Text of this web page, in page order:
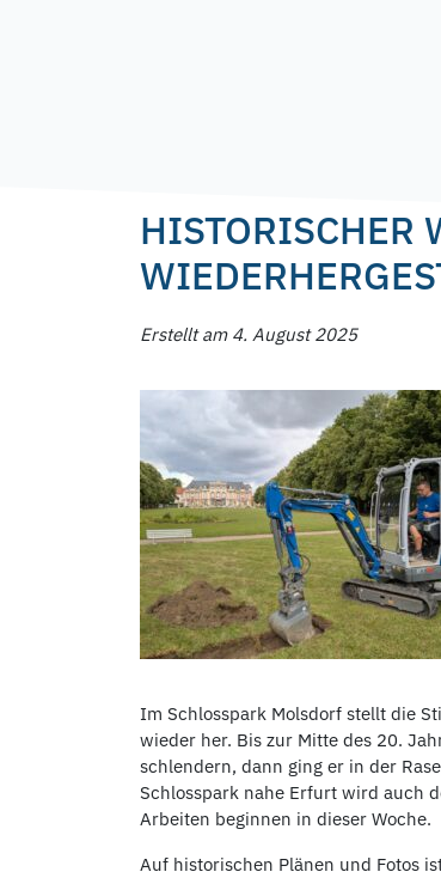
HISTORISCHER
Erstellt am 4. August 2025
Im Schlosspark Molsdorf stellt die
wieder her. Bis zur Mitte des 20.
schlendern, dann ging er in der
Schlosspark nahe Erfurt wird auch
Arbeiten beginnen in dieser Woche.
Auf historischen Plänen und Fotos